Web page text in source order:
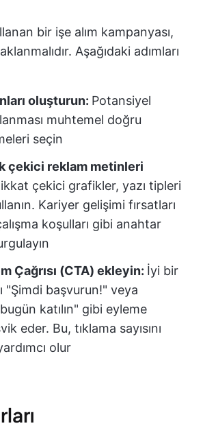
bir işe alım kampanyası,
Aşağıdaki adımları
oluşturun: Potansiyel
muhtemel doğru
seçin
çekici reklam metinleri
çekici grafikler, yazı tipleri
Kariyer gelişimi fırsatları
koşulları gibi anahtar
Çağrısı (CTA) ekleyin: İyi bir
"Şimdi başvurun!" veya
bugün katılın" gibi eyleme
eder. Bu, tıklama sayısını
olur